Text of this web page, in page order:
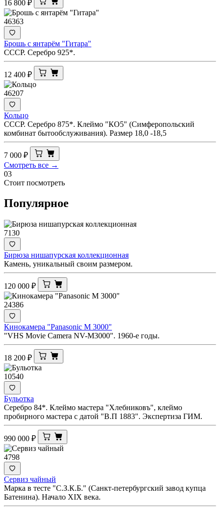
16 800 ₽
46363
Брошь с янтарём "Гитара"
СССР. Серебро 925*.
12 400 ₽
46207
Кольцо
СССР. Серебро 875*. Клеймо "КО5" (Симферопольский
комбинат бытообслуживания). Размер 18,0 -18,5
7 000 ₽
Смотреть все →
03
Стоит посмотреть
Популярное
7130
Бирюза нишапурская коллекционная
Камень, уникальный своим размером.
120 000 ₽
24386
Кинокамера "Panasonic M 3000"
"VHS Movie Camera NV-M3000". 1960-е годы.
18 200 ₽
10540
Бульотка
Серебро 84*. Клеймо мастера "Хлебниковъ", клеймо
пробирного мастера с датой "В.П 1883". Экспертиза ГИМ.
990 000 ₽
4798
Сервиз чайный
Марка в тесте "С.З.К.Б." (Санкт-петербургский завод купца
Батенина). Начало XIX века.